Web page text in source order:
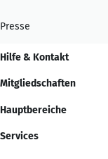
Presse
Hilfe & Kontakt
Mitgliedschaften
Hauptbereiche
Services